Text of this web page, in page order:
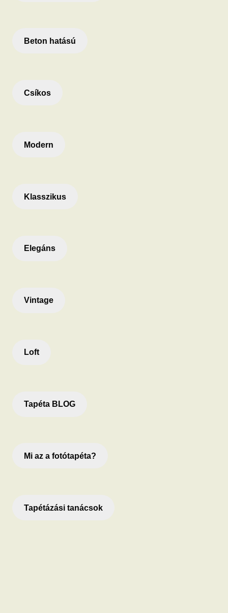
Beton hatású
Csíkos
Modern
Klasszikus
Elegáns
Vintage
Loft
Tapéta BLOG
Mi az a fotótapéta?
Tapétázási tanácsok